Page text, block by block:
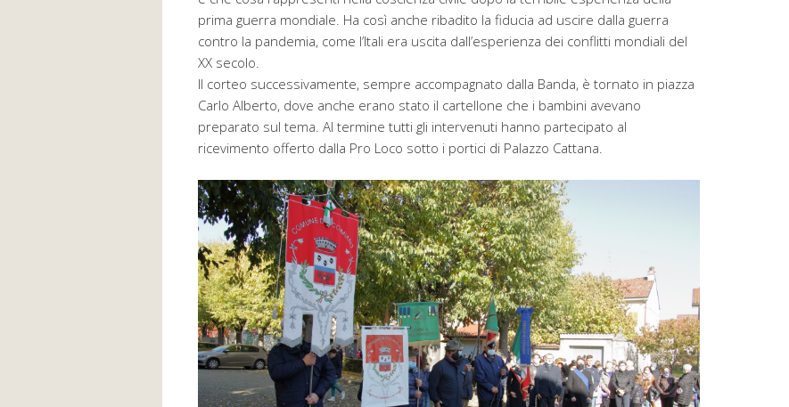
prima guerra mondiale. Ha così anche ribadito la fiducia ad uscire dalla guerra
contro la pandemia, come l’Itali era uscita dall’esperienza dei conflitti mondiali del
XX secolo.
Il corteo successivamente, sempre accompagnato dalla Banda, è tornato in piazza
Carlo Alberto, dove anche erano stato il cartellone che i bambini avevano
preparato sul tema. Al termine tutti gli intervenuti hanno partecipato al
ricevimento offerto dalla Pro Loco sotto i portici di Palazzo Cattana.